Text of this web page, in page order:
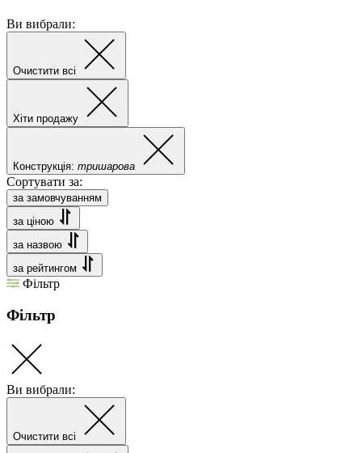
Ви вибрали:
Очистити всі
Хіти продажу
Конструкція: тришарова
Сортувати за:
за замовчуванням
за ціною
за назвою
за рейтингом
Фільтр
Фільтр
Ви вибрали:
Очистити всі